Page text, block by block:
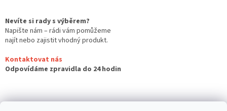
Nevíte si rady s výběrem?
Napište nám – rádi vám pomůžeme
najít nebo zajistit vhodný produkt.
Kontaktovat nás
Odpovídáme zpravidla do 24 hodin